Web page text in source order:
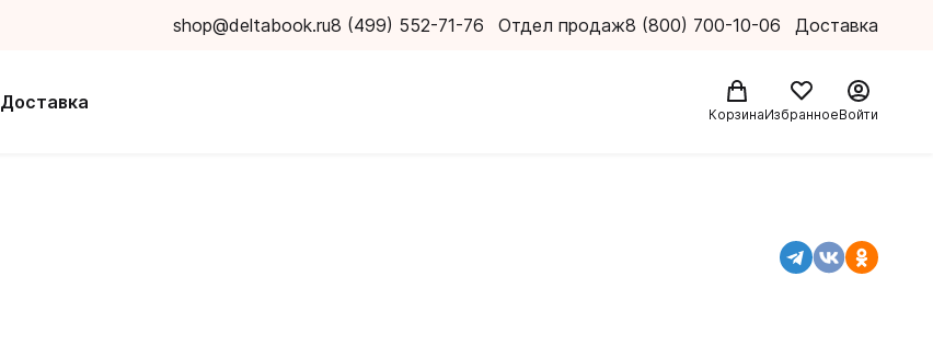
shop@deltabook.ru8 (499) 552-71-76 Отдел продаж8 (800) 700-10-06 Доставка
Доставка
КорзинаИзбранноеВойти